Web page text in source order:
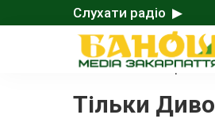
Слухати радіо ▶
Головна> Знято в Україні>
Тільки Диво